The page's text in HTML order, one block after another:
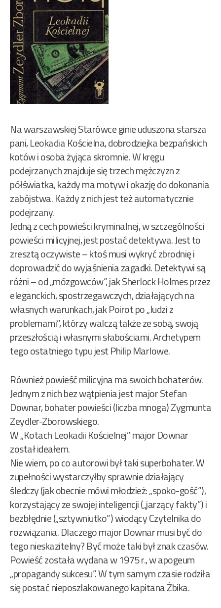
Na warszawskiej Starówce ginie uduszona starsza
pani, Leokadia Kościelna, dobrodziejka bezpańskich
kotów i osoba żyjąca skromnie. W kręgu
podejrzanych znajduje się trzech mężczyzn z
półświatka, każdy ma motyw i okazję do dokonania
zabójstwa. Każdy z nich jest też automatycznie
podejrzany.
Jedną z cech powieści kryminalnej, w szczególności
powieści milicyjnej, jest postać detektywa. Jest to
zresztą oczywiste – ktoś musi wykryć zbrodnię i
doprowadzić do wyjaśnienia zagadki. Detektywi są
różni – od „mózgowców”, jak Sherlock Holmes przez
eleganckich, spostrzegawczych, działających na
własnych warunkach, jak Poirot po „ludzi z
problemami”, którzy walczą także ze sobą, swoją
przeszłością i własnymi słabościami. Archetypem
tego ostatniego typu jest Philip Marlowe.
Również powieść milicyjna ma swoich bohaterów.
Jednym z nich bez wątpienia jest major Stefan
Downar, bohater powieści (liczba mnoga) Zygmunta
Zeydler-Zborowskiego.
W „Kotach Leokadii Kościelnej” major Downar
został ideałem.
Nie wiem, po co autorowi był taki superbohater. W
zupełności wystarczyłby sprawnie działający
śledczy (jak obecnie mówi młodzież: „spoko-gość”),
korzystający ze swojej inteligencji („jarzący fakty”) i
bezbłędnie („sztywniutko”) wiodący Czytelnika do
rozwiązania. Dlaczego major Downar musi być do
tego nieskazitelny? Być może taki był znak czasów.
Powieść została wydana w 1975 r., w apogeum
„propagandy sukcesu”. W tym samym czasie rodziła
się postać nieposzlakowanego kapitana Żbika.